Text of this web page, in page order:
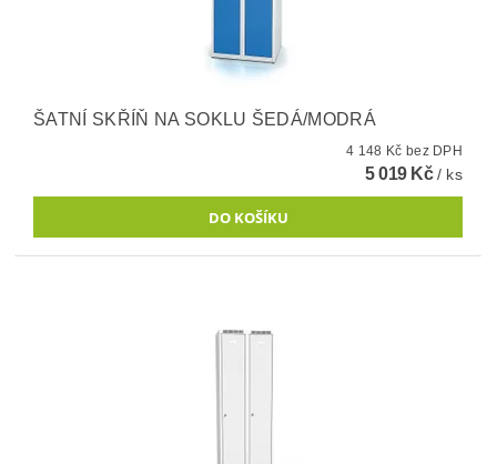
ŠATNÍ SKŘÍŇ NA SOKLU ŠEDÁ/MODRÁ
4 148 Kč bez DPH
5 019 Kč/ ks